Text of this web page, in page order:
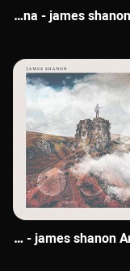
Cavatina - james shanon Wistful
Cavatina - james shanon Amethyst